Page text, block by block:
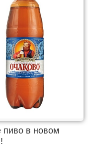
пиво в новом